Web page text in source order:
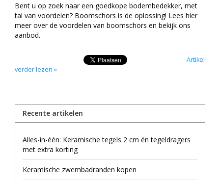
Bent u op zoek naar een goedkope bodembedekker, met
tal van voordelen? Boomschors is de oplossing! Lees hier
meer over de voordelen van boomschors en bekijk ons
aanbod.
Artikel
verder lezen »
Recente artikelen
Alles-in-één: Keramische tegels 2 cm én tegeldragers
met extra korting
Keramische zwembadranden kopen